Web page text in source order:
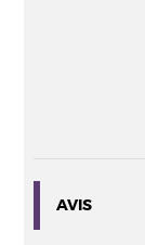
AVIS